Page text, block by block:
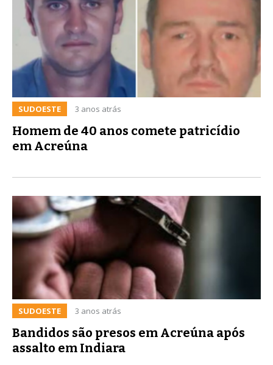
SUDOESTE 3 anos atrás
Homem de 40 anos comete patricídio
em Acreúna
SUDOESTE 3 anos atrás
Bandidos são presos em Acreúna após
assalto em Indiara